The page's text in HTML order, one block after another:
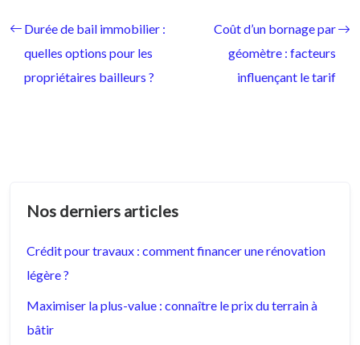
Durée de bail immobilier :
quelles options pour les
propriétaires bailleurs ?
Coût d’un bornage par
géomètre : facteurs
influençant le tarif
Nos derniers articles
Crédit pour travaux : comment financer une rénovation
légère ?
Maximiser la plus-value : connaître le prix du terrain à
bâtir